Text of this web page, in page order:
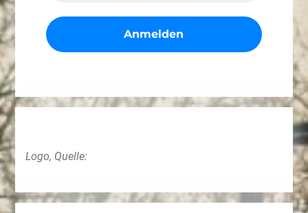
Logo, Quelle: